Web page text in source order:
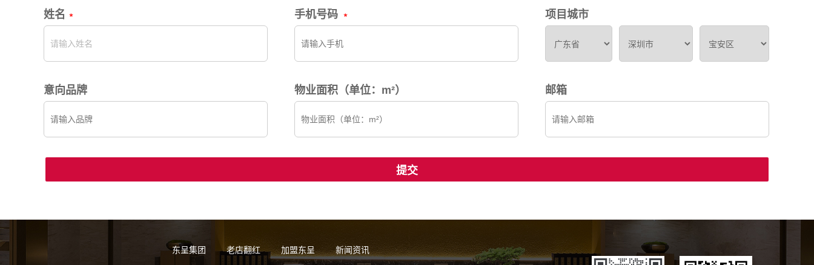
姓名 手机号码 项目城市
意向品牌 物业面积（单位：m²） 邮箱
东呈集团 老店翻红 加盟东呈 新闻资讯